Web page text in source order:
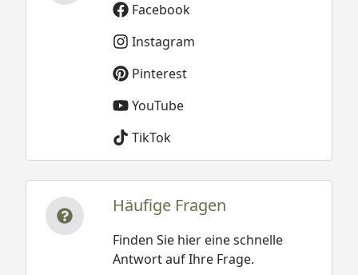
Facebook
Instagram
Pinterest
YouTube
TikTok
Häufige Fragen
Finden Sie hier eine schnelle
Antwort auf Ihre Frage.